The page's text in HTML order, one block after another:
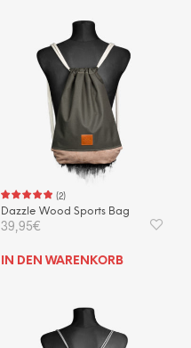
(2)
Dazzle Wood Sports Bag
39,95€
IN DEN WARENKORB